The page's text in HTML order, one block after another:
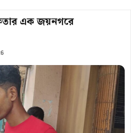
এক জয়নগরে